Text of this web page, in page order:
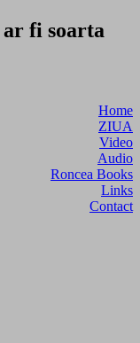
fi soarta
Home
ZIUA
Video
Audio
Roncea Books
Links
Contact